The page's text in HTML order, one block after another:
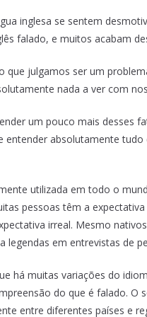
inglesa se sentem
falado, e muitos acabam
que julgamos ser um
nada a ver com
um pouco mais desses
entender absolutamente
utilizada em todo o
pessoas têm a
irreal. Mesmo
legendas em entrevistas de
há muitas variações do
do que é falado. O
entre diferentes países e